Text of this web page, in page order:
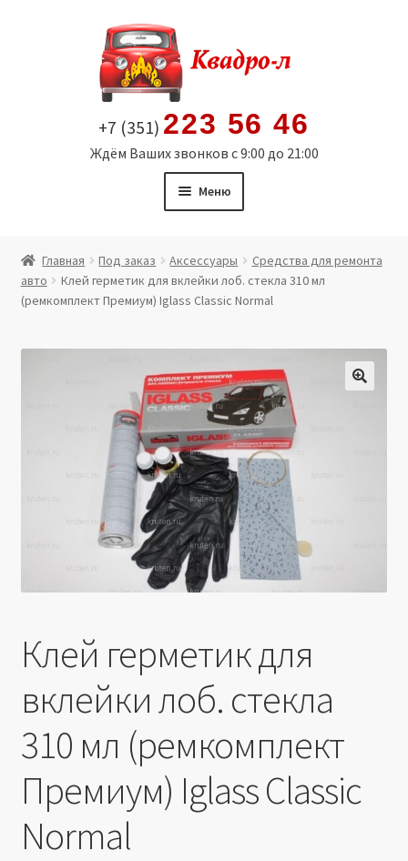
содержимому
+7 (351) 223 56 46
Ждём Ваших звонков с 9:00 до 21:00
Меню
Витрина
Политика в отношении обработки персональных
Производители
Юридические данные
Главная Под заказ Аксессуары
Средства для ремонта
авто
Клей герметик для вклейки лоб. стекла 310 мл
(ремкомплект Премиум) Iglass Classic Normal
Клей герметик для
вклейки лоб. стекла
310 мл (ремкомплект
Премиум) Iglass Classic
Normal